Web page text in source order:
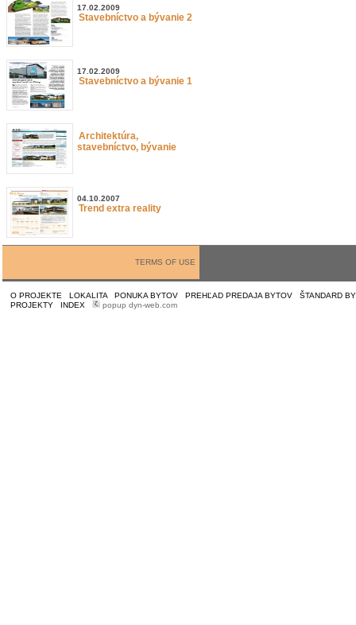
17.02.2009
Stavebníctvo a bývanie 2
17.02.2009
Stavebníctvo a bývanie 1
Architektúra,
stavebníctvo, bývanie
04.10.2007
Trend extra reality
TERMS OF USE
O PROJEKTE LOKALITA PONUKA BYTOV PREHĽAD PREDAJA BYTOV
ŠTANDARD
PROJEKTY
INDEX popup dyn-web.com